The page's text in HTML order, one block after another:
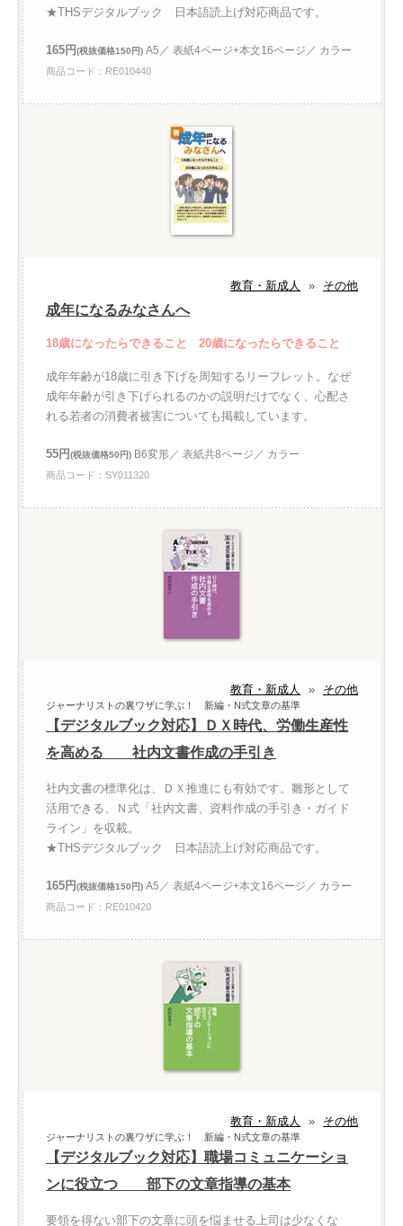
★THSデジタルブック 日本語読上げ対応商品です。
165円(税抜価格150円) A5／ 表紙4ページ+本文16ページ／ カラー
商品コード：RE010440
教育・新成人 » その他
成年になるみなさんへ
18歳になったらできること 20歳になったらできること
成年年齢が18歳に引き下げを周知するリーフレット。なぜ
成年年齢が引き下げられるのかの説明だけでなく、心配さ
れる若者の消費者被害についても掲載しています。
55円(税抜価格50円) B6変形／ 表紙共8ページ／ カラー
商品コード：SY011320
教育・新成人 » その他
ジャーナリストの裏ワザに学ぶ！ 新編・N式文章の基準
【デジタルブック対応】ＤＸ時代、労働生産性
を高める 社内文書作成の手引き
社内文書の標準化は、ＤＸ推進にも有効です。雛形として
活用できる、Ｎ式「社内文書、資料作成の手引き・ガイド
ライン」を収載。
★THSデジタルブック 日本語読上げ対応商品です。
165円(税抜価格150円) A5／ 表紙4ページ+本文16ページ／ カラー
商品コード：RE010420
教育・新成人 » その他
ジャーナリストの裏ワザに学ぶ！ 新編・N式文章の基準
【デジタルブック対応】職場コミュニケーショ
ンに役立つ 部下の文章指導の基本
要領を得ない部下の文章に頭を悩ませる上司は少なくな